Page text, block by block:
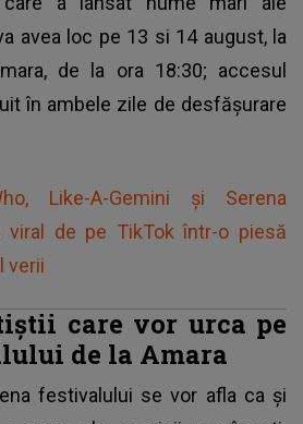
avea loc pe 13 si 14 august, la
de la ora 18:30; accesul
în ambele zile de desfăşurare
Like-A-Gemini și Serena
de pe TikTok într-o piesă
verii
care vor urca pe
de la Amara
festivalului se vor afla ca şi